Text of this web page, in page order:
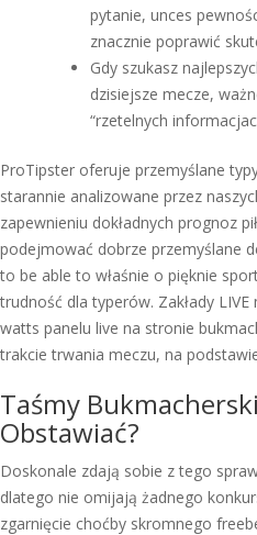
pytanie, unces
znacznie poprawić
Gdy szukasz
dzisiejsze mecze,
“rzetelnych
ProTipster oferuje przemyślane
starannie analizowane przez
zapewnieniu dokładnych prognoz
podejmować dobrze przemyślane
to be able to właśnie o pięknie
trudność dla typerów. Zakłady
watts panelu live na stronie
trakcie trwania meczu, na
Taśmy
Obstawiać?
Doskonale zdają sobie z tego
dlatego nie omijają żadnego
zgarnięcie choćby skromnego